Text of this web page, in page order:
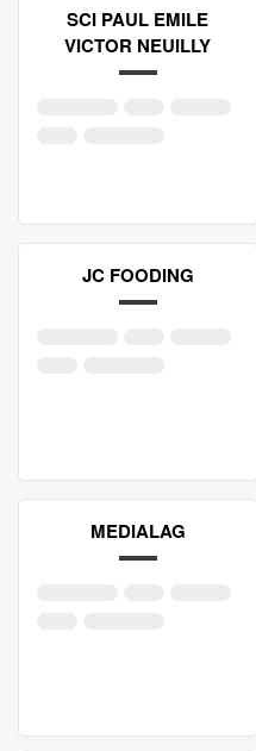
SCI PAUL EMILE
VICTOR NEUILLY
JC FOODING
MEDIALAG